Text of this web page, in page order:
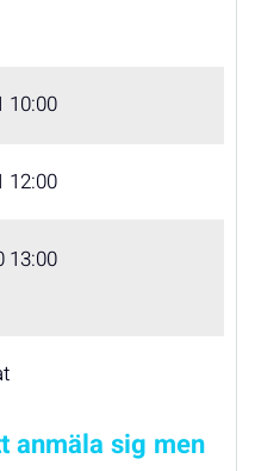
10:00
12:00
13:00
anmäla sig men